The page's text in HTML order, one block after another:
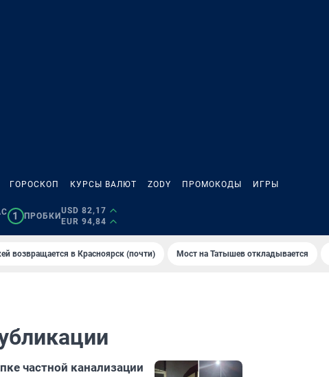
ГОРОСКОП КУРСЫ ВАЛЮТ ZODY ПРОМОКОДЫ ИГРЫ
1 ПРОБКИ
USD 82,17
EUR 94,84
возвращается в Красноярск (почти) Мост на Татышев откладывается
частной канализации